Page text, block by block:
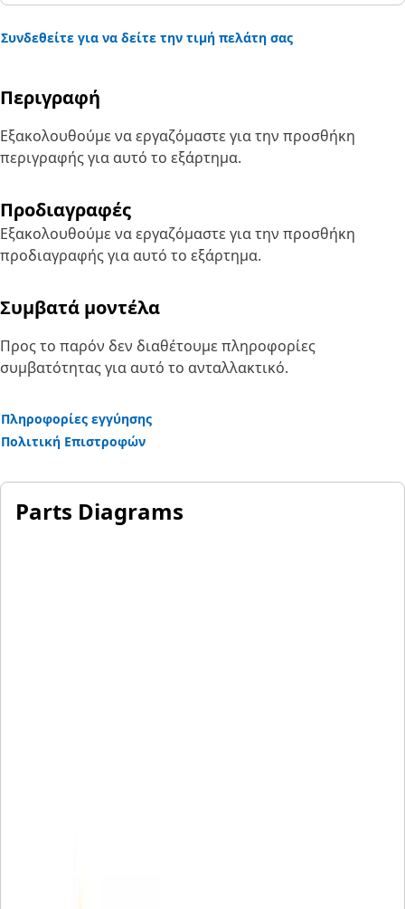
Συνδεθείτε για να δείτε την τιμή πελάτη σας
Περιγραφή
Εξακολουθούμε να εργαζόμαστε για την προσθήκη
περιγραφής για αυτό το εξάρτημα.
Προδιαγραφές
Εξακολουθούμε να εργαζόμαστε για την προσθήκη
προδιαγραφής για αυτό το εξάρτημα.
Συμβατά μοντέλα
Προς το παρόν δεν διαθέτουμε πληροφορίες
συμβατότητας για αυτό το ανταλλακτικό.
Πληροφορίες εγγύησης
Πολιτική Επιστροφών
Parts Diagrams